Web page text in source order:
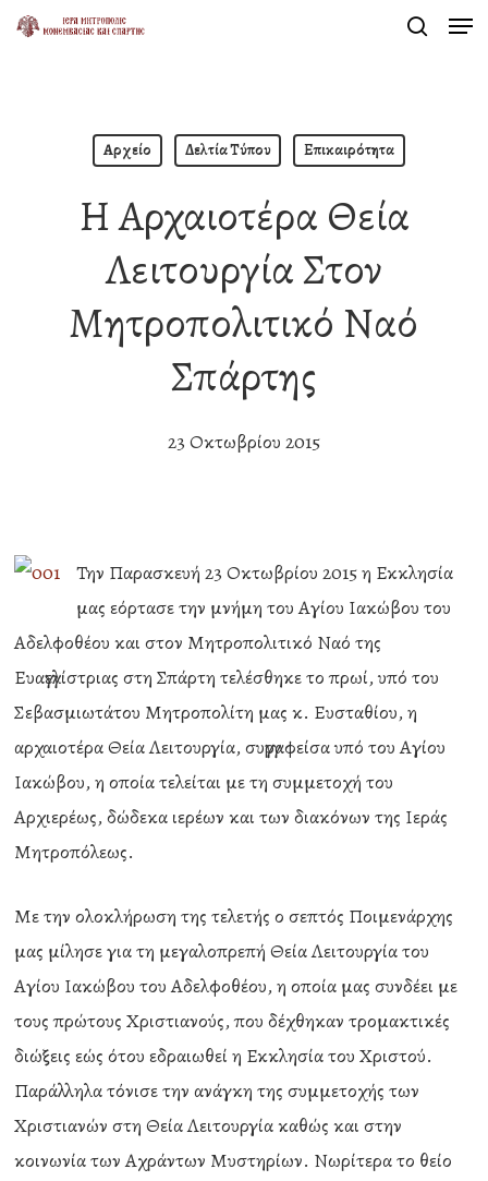
Skip
Αρχείο Δελτία Τύπου Επικαιρότητα
Η Αρχαιοτέρα Θεία
Λειτουργία Στον
Μητροπολιτικό Ναό
Σπάρτης
23 Οκτωβρίου 2015
Την Παρασκευή 23 Οκτωβρίου 2015 η Εκκλησία
μας εόρτασε την μνήμη του Αγίου Ιακώβου του
Αδελφοθέου και στον Μητροπολιτικό Ναό της
Ευαγγελίστριας στη Σπάρτη τελέσθηκε το πρωί, υπό του
Σεβασμιωτάτου Μητροπολίτη μας κ. Ευσταθίου, η
αρχαιοτέρα Θεία Λειτουργία, συγγραφείσα υπό του Αγίου
Ιακώβου, η οποία τελείται με τη συμμετοχή του
Αρχιερέως, δώδεκα ιερέων και των διακόνων της Ιεράς
Μητροπόλεως.
Με την ολοκλήρωση της τελετής ο σεπτός Ποιμενάρχης
μας μίλησε για τη μεγαλοπρεπή Θεία Λειτουργία του
Αγίου Ιακώβου του Αδελφοθέου, η οποία μας συνδέει με
τους πρώτους Χριστιανούς, που δέχθηκαν τρομακτικές
διώξεις εώς ότου εδραιωθεί η Εκκλησία του Χριστού.
Παράλληλα τόνισε την ανάγκη της συμμετοχής των
Χριστιανών στη Θεία Λειτουργία καθώς και στην
κοινωνία των Αχράντων Μυστηρίων. Νωρίτερα το θείο